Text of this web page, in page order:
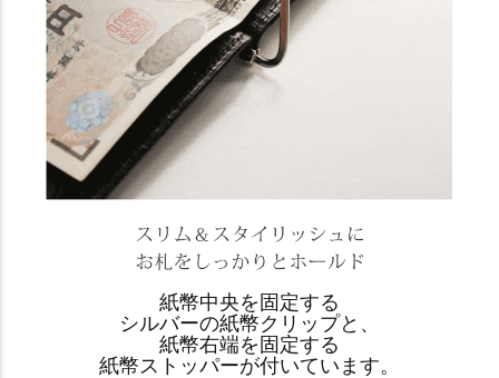
紙幣中央を固定する
シルバーの紙幣クリップと、
紙幣右端を固定する
紙幣ストッパーが付いています。